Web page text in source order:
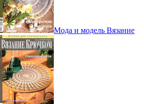
Мода и модель Вязание